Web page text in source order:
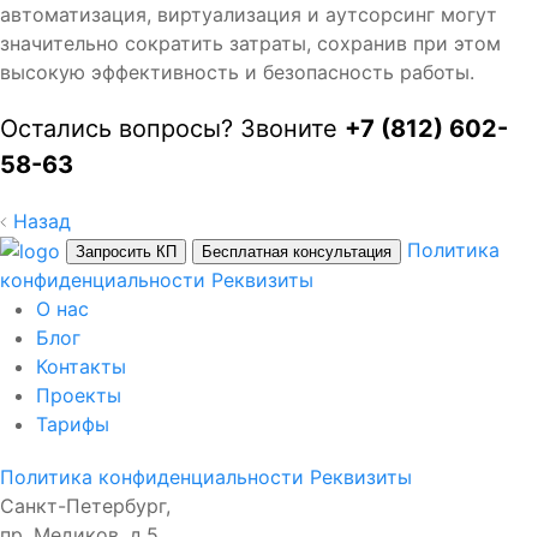
автоматизация, виртуализация и аутсорсинг могут
значительно сократить затраты, сохранив при этом
высокую эффективность и безопасность работы.
Остались вопросы? Звоните +7 (812) 602-
58-63
Назад
Запросить КП Бесплатная консультация
Политика
конфиденциальности Реквизиты
О нас
Блог
Контакты
Проекты
Тарифы
Политика конфиденциальности Реквизиты
Санкт-Петербург,